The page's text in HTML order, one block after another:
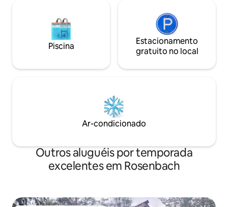
Piscina
Estacionamento
gratuito no local
Ar-condicionado
Outros aluguéis por temporada
excelentes em Rosenbach